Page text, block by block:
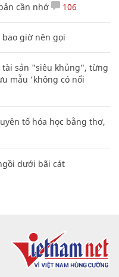
cần nhớ 106
giờ nên gọi
tài sản "siêu khủng", từng
mẫu 'không có nổi
tố hóa học bằng thơ,
dưới bãi cát